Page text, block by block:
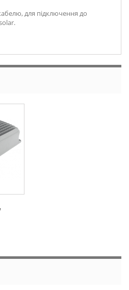
для підключення до